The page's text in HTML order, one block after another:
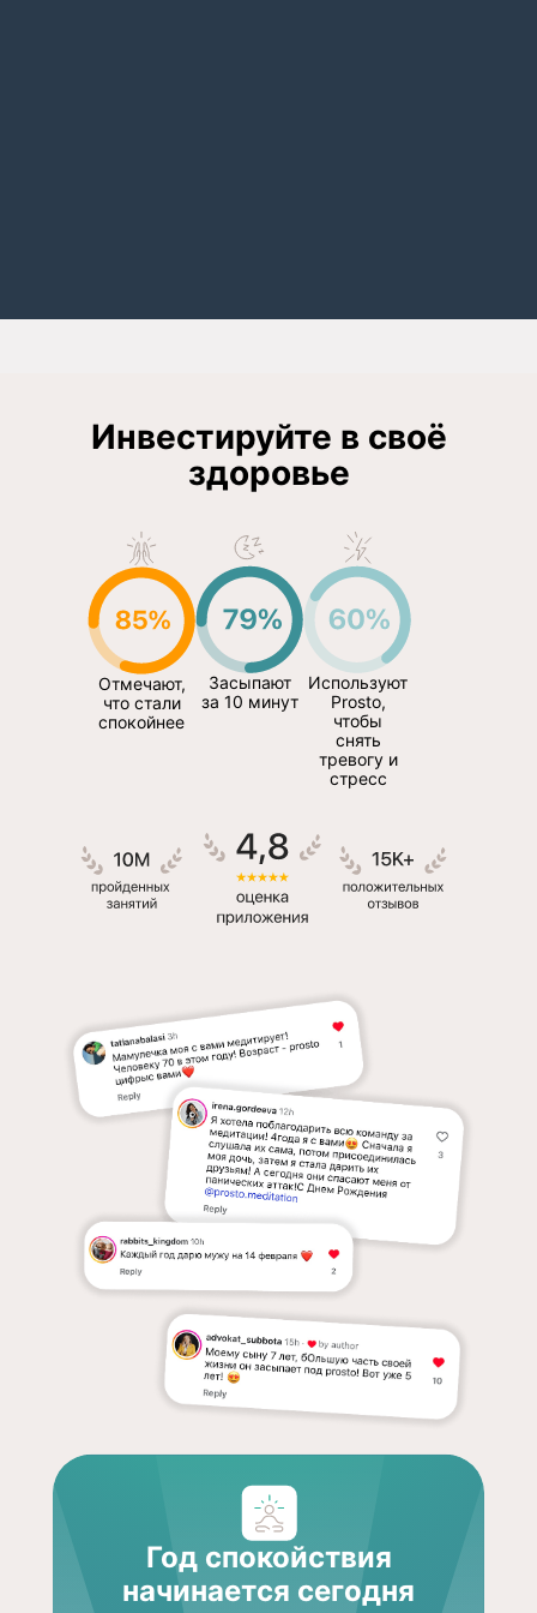
Инвестируйте в своё
здоровье
Отмечают,
что стали
спокойнее
Засыпают
за 10 минут
Используют
Prosto,
чтобы
снять
тревогу и
стресс
Год спокойствия
начинается сегодня